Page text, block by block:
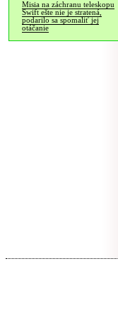
Misia na záchranu teleskopu
Swift ešte nie je stratená,
podarilo sa spomaliť jej
otáčanie